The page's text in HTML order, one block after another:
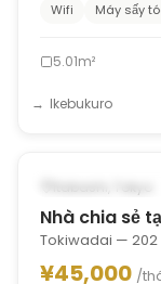
Wifi Máy sấy
5.01m²
Ikebukuro
Itabashi, Tokyo
Nhà chia sẻ
Tokiwadai — 202
¥45,000 /